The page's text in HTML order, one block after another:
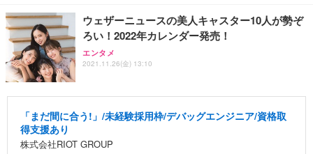
ウェザーニュースの美人キャスター10人が勢ぞ
ろい！2022年カレンダー発売！
エンタメ
2021.11.26(金) 13:10
「まだ間に合う!」/未経験採用枠/デバッグエンジニア/資格取
得支援あり
株式会社RIOT GROUP